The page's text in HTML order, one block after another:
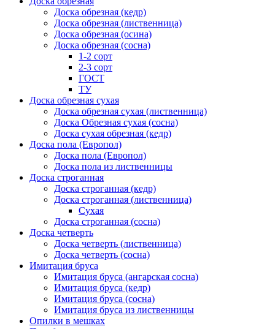
Доска обрезная (кедр)
Доска обрезная (лиственница)
Доска обрезная (осина)
Доска обрезная (сосна)
1-2 сорт
2-3 сорт
ГОСТ
ТУ
Доска обрезная сухая
Доска обрезная сухая (лиственница)
Доска Обрезная сухая (сосна)
Доска сухая обрезная (кедр)
Доска пола (Европол)
Доска пола (Европол)
Доска пола из лиственницы
Доска строганная
Доска строганная (кедр)
Доска строганная (лиственница)
Сухая
Доска строганная (сосна)
Доска четверть
Доска четверть (лиственница)
Доска четверть (сосна)
Имитация бруса
Имитация бруса (ангарская сосна)
Имитация бруса (кедр)
Имитация бруса (сосна)
Имитация бруса из лиственницы
Опилки в мешках